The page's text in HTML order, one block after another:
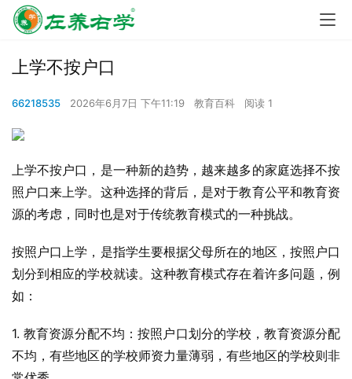
上学不按户口
66218535 2026年6月7日 下午11:19 教育百科 阅读 1
上学不按户口，是一种新的趋势，越来越多的家庭选择不按
照户口来上学。这种选择的背后，是对于教育公平和教育资
源的考虑，同时也是对于传统教育模式的一种挑战。
按照户口上学，是指学生要根据父母所在的地区，按照户口
划分到相应的学校就读。这种教育模式存在着许多问题，例
如：
1. 教育资源分配不均：按照户口划分的学校，教育资源分配
不均，有些地区的学校师资力量薄弱，有些地区的学校则非